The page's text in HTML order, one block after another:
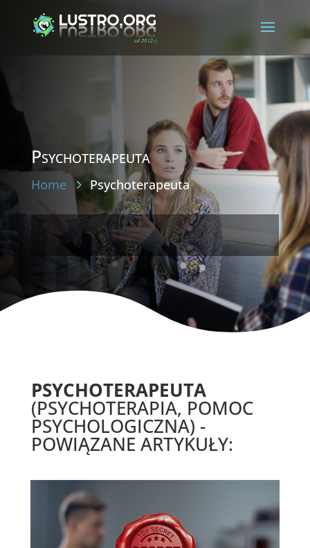
Psychoterapeuta
Home Psychoterapeuta
PSYCHOTERAPEUTA
(PSYCHOTERAPIA, POMOC
PSYCHOLOGICZNA) -
POWIĄZANE ARTYKUŁY: